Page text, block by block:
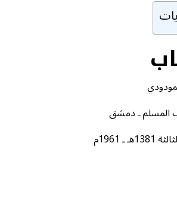
المسلم ـ دمشق
ـ 1961م